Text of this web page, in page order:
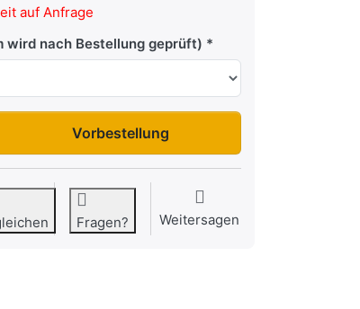
auf Anfrage
wird nach Bestellung geprüft)
Vorbestellung
Fragen? Weitersagen